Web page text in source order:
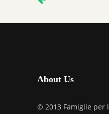
About Us
© 2013 Famiglie per